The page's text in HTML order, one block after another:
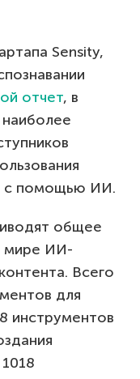
Sensity,
отчет, в
с помощью ИИ.
общее
мире ИИ-
Всего
для
инструментов